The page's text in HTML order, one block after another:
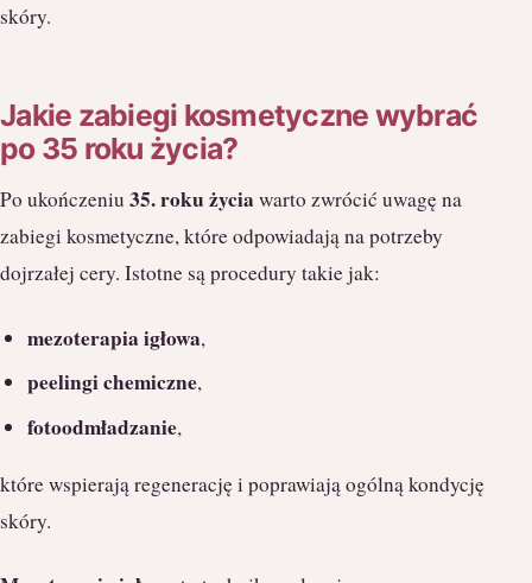
skóry.
Jakie zabiegi kosmetyczne wybrać
po 35 roku życia?
Po ukończeniu 35. roku życia warto zwrócić uwagę na
zabiegi kosmetyczne, które odpowiadają na potrzeby
dojrzałej cery. Istotne są procedury takie jak:
mezoterapia igłowa,
peelingi chemiczne,
fotoodmładzanie,
które wspierają regenerację i poprawiają ogólną kondycję
skóry.